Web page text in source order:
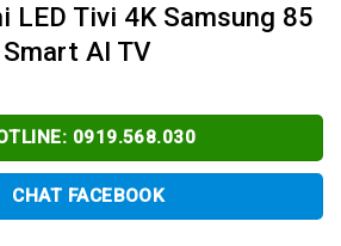
LED Tivi 4K Samsung 85
AI TV
0919.568.030
CHAT FACEBOOK